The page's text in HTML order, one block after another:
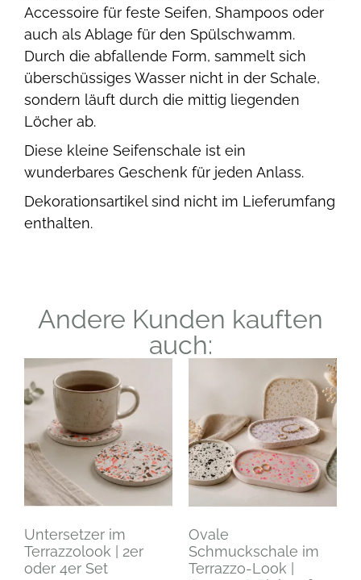
Accessoire für feste Seifen, Shampoos oder
auch als Ablage für den Spülschwamm.
Durch die abfallende Form, sammelt sich
überschüssiges Wasser nicht in der Schale,
sondern läuft durch die mittig liegenden
Löcher ab.
Diese kleine Seifenschale ist ein
wunderbares Geschenk für jeden Anlass.
Dekorationsartikel sind nicht im Lieferumfang
enthalten.
Andere Kunden kauften
auch:
Untersetzer im
Terrazzolook | 2er
oder 4er Set
Ovale
Schmuckschale im
Terrazzo-Look |